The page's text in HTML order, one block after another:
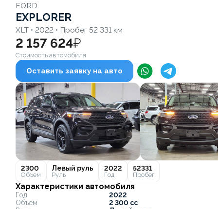
FORD
EXPLORER
XLT • 2022 • Пробег 52 331 км
2 157 624₽
Стоимость автомобиля
Оставить заявку на авто
2300
Объем
Левый руль
Руль
2022
Год
52331
Пробег
Характеристики автомобиля
Год
2022
Объем
2 300 cc